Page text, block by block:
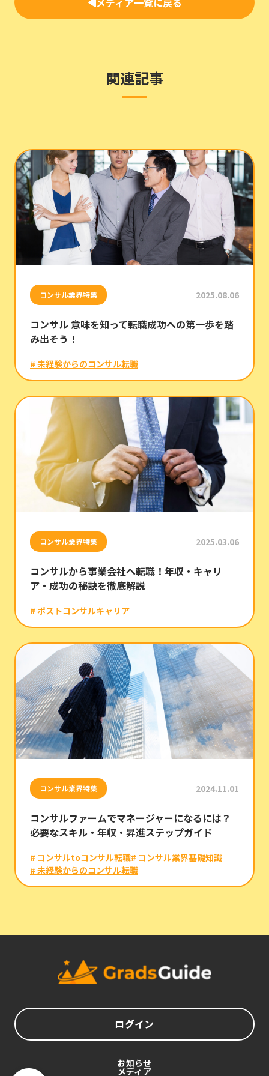
関連記事
コンサル業界特集 2025.08.06
コンサル 意味を知って転職成功への第一歩を踏
み出そう！
# 未経験からのコンサル転職
コンサル業界特集 2025.03.06
コンサルから事業会社へ転職！年収・キャリ
ア・成功の秘訣を徹底解説
# ポストコンサルキャリア
コンサル業界特集 2024.11.01
コンサルファームでマネージャーになるには？
必要なスキル・年収・昇進ステップガイド
# コンサルtoコンサル転職# コンサル業界基礎知識
# 未経験からのコンサル転職
ログイン
お知らせ
メディア